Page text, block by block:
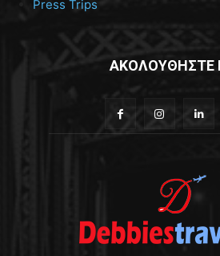
Press Trips
ΑΚΟΛΟΥΘΗΣΤΕ